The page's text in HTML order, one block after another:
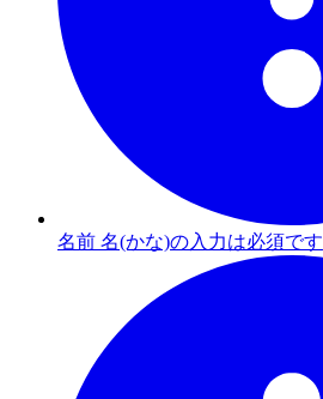
名前 名(かな)の入力は必須です